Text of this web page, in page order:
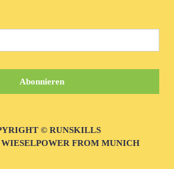
© RUNSKILLS
FROM MUNICH